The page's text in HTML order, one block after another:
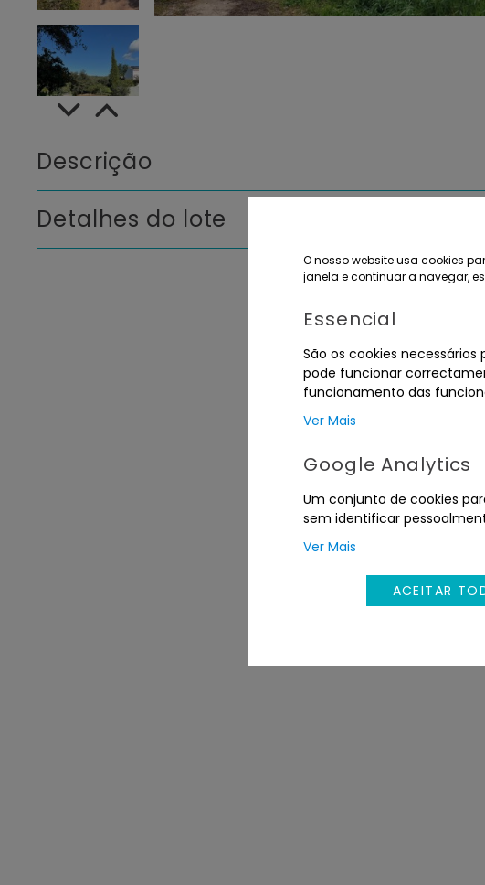
O nosso website usa cookies
janela e continuar a navegar,
Essencial
São os cookies
pode funcionar
funcionamento das
Ver Mais
Google Analytics
Um conjunto de cookies
sem identificar
Ver Mais
ACEITAR
Descrição
Detalhes do lote